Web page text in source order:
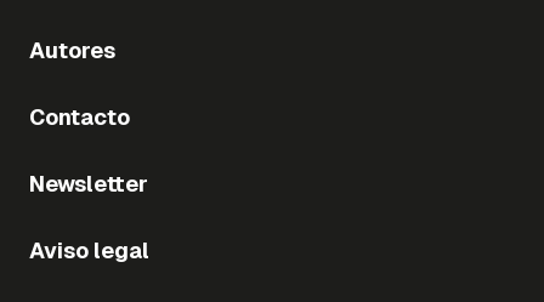
Autores
Contacto
Newsletter
Aviso legal